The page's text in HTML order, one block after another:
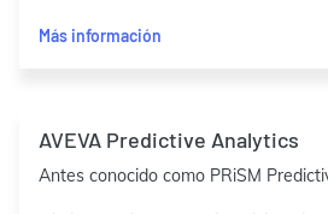
Más información
AVEVA Predictive Analytics
Antes conocido como PRiSM